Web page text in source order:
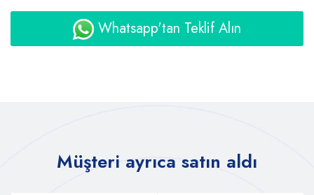
Whatsapp'tan Teklif Alın
Müşteri ayrıca satın aldı